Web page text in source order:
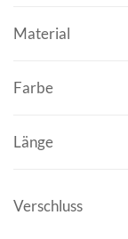
Material
Farbe
Länge
Verschluss